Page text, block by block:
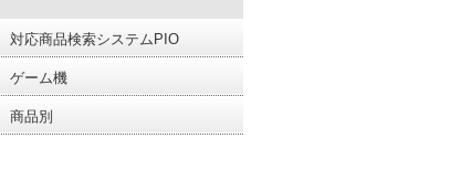
対応商品検索システムPIO
ゲーム機
商品別